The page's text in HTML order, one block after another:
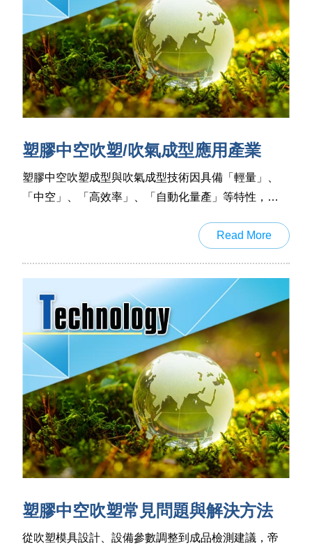
塑膠中空吹塑/吹氣成型應用產業
塑膠中空吹塑成型與吹氣成型技術因具備「輕量」、
「中空」、「高效率」、「自動化量產」等特性，廣
Read More
塑膠中空吹塑常見問題與解決方法
從吹塑模具設計、設備參數調整到成品檢測建議，帝